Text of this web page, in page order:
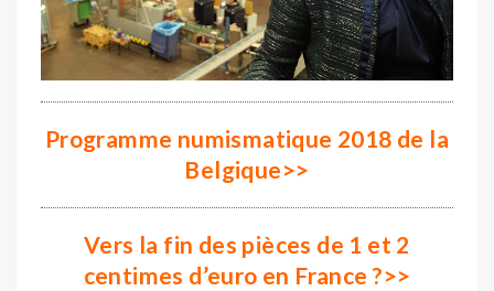
Programme numismatique 2018 de la
Belgique>>
Vers la fin des pièces de 1 et 2
centimes d’euro en France ?>>